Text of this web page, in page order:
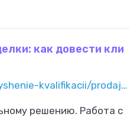
Регулярно
как довести кли
/povyshenie-kvalifikacii/prodaji/tehniki-zakrytiya-sdelki-kak-dovesti-klienta-do-pokupki
решению. Работа с